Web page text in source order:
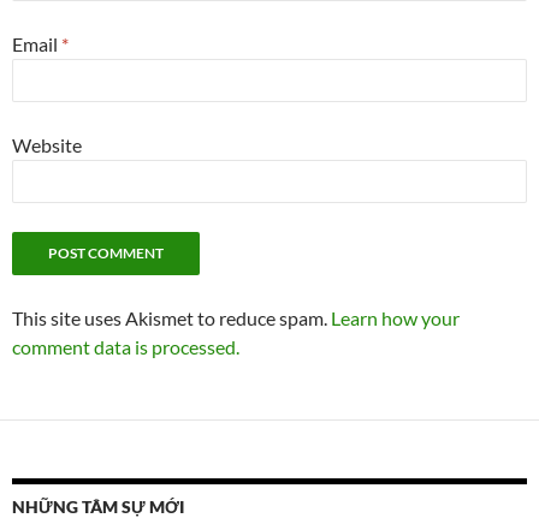
Email *
Website
This site uses Akismet to reduce spam. Learn how your
comment data is processed.
NHỮNG TÂM SỰ MỚI